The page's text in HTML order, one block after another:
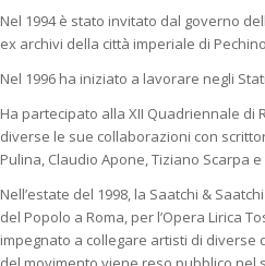
Nel 1994 è stato invitato dal governo
ex archivi della città imperiale di
Nel 1996 ha iniziato a lavorare negli
Ha partecipato alla XII Quadriennale di
diverse le sue collaborazioni con
Pulina, Claudio Apone, Tiziano Scarpa
Nell’estate del 1998, la Saatchi &
del Popolo a Roma, per l’Opera Lirica
impegnato a collegare artisti di diverse